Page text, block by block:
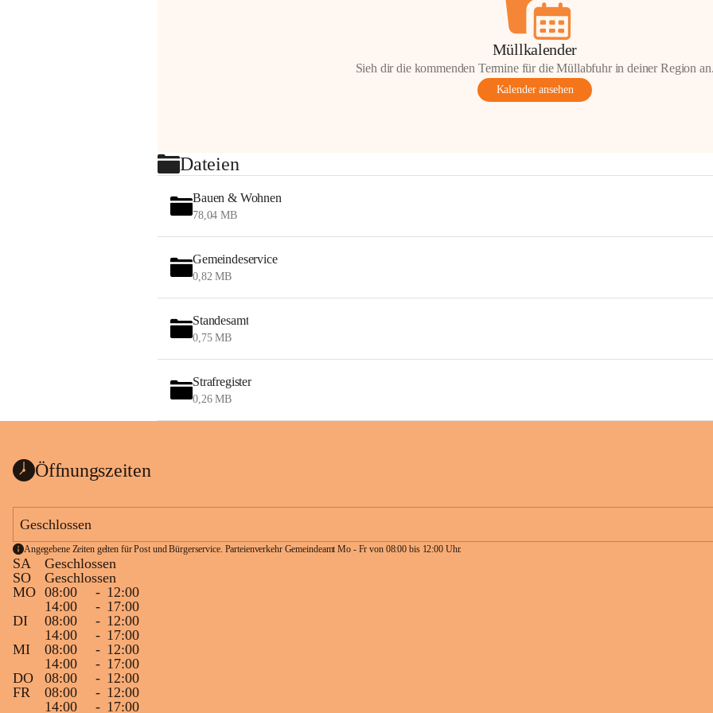
Müllkalender
Sieh dir die kommenden Termine für die Müllabfuhr in deiner Region
Kalender ansehen
Dateien
Bauen & Wohnen
78,04 MB
Gemeindeservice
0,82 MB
Standesamt
0,75 MB
Strafregister
0,26 MB
Öffnungszeiten
Geschlossen
Angegebene Zeiten gelten für Post und Bürgerservice. Parteienverkehr Gemeindeamt Mo - Fr von 08:00 bis 12:00 Uhr.
SA
Geschlossen
SO
Geschlossen
MO 08:00 - 12:00
14:00
- 17:00
DI
08:00 - 12:00
14:00
- 17:00
MI
08:00 - 12:00
14:00
- 17:00
DO
08:00 - 12:00
FR
08:00 - 12:00
14:00
- 17:00